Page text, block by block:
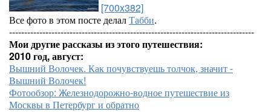
[700x382]
Все фото в этом посте делалТабби.
---------------------------------------------------------------------------------
Мои другие рассказы из этого путешествия:
2010 год, август:
Вышний Волочек. Как почувствуешь толчок, значит -
Вышний Волочек!
Фотообзор: Железнодорожно-водное путешествие из
Москвы в Петербург и обратно